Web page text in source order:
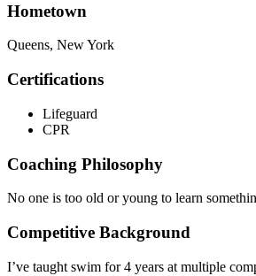
Hometown​​​​‌ ‍ ​‍​‍‌‍ ‌ ​‍‌‍‍‌‌‍‌ ‌‍‍‌‌‍ ‍​‍​‍​ ‍‍​‍​‍‌ ​ ‌‍​‌‌‍ ‍‌‍‍‌‌ ‌​‌ ‍‌​‍ ‍‌‍‍‌‌‍ ​‍​‍​‍ ​​‍​‍‌‍‍​‌ ​‍‌‍‌‌‌‍‌‍​‍​‍​ ‍‍​‍​‍‌‍‍​‌ ‌​‌ ‌​‌ ​​‌ ​ ​ ‍‍​‍ ​‍ ‌‍​ ‌‍‍​‌‍‌‌‌‍ ​‌ ​ ‌‍‌‌‌‍​‌‌ ​​‌‍‍‌‌‍‌‌‌ ​‍‌ ​ ​‍ ‍‌ ​ ‌‍​‌‌‍ ‍‌‍‍‌‌ ‌​‌ ‍‌​‍ ‍‌ ​ ‌ ‌​‌ ‌‌‌‍‌​‌‍‍‌‌‍ ​‍ ‌‍‍‌‌‍ ‍‌ ‌​‌‍‌‌‌‍ ‍‌ ‌​​‍ ‌‍‌‌‌‍‌​‌‍‍‌‌ ‌​​‍ ‌‍ ‌‌‍ ‌‍‌​‌‍‌‌​ ‌‌ ​​‌ ​‍‌‍‌‌‌ ​ ‌‍‌‌‌‍ ‍‌ ‌​‌‍​‌‌ ‌​‌‍‍‌‌‍ ‌‍ ‍​ ‍ ‌‍‍‌‌‍‌​​ ‌‌‍‌‍‌‍​‍​ ​‌‌‍​‌​ ​‍‌‍​‍​ ‍‌‌‍‌‍​‍ ‌‌‍​ ​ ‌‌‌‍​ ​ ‌‌​‍ ‌​ ‌​‌‍‌‍‌‍‌‌‌‍‌​​‍ ‌​ ‍​​ ​ ‌‍‌​​ ‌​​‍ ‌​ ​‌‌‍‌​​ ‍​‌‍‌​‌‍‌‍​ ‍‌‌‍​‌​ ​​​ ​‌‌‍​‍​ ​‌​ ‍‌​ ‍ ‌ ‌​‌ ‍‌‌ ​​‌‍‌‌​ ‌‌‍​ ‌‍ ‌‍​‌‌‍​ ‌‍‍​​ ‍ ‌ ​​‌‍​‌‌ ‌​‌‍‍​​ ‌‌ ​‍‌‍‍‌‌‍​ ‌‍‍​‌‌‌​‌‍‌‌‌ ‍​‌ ‌​​‍‌‌​ ‌‌‌​​‍‌‌ ‌‍‍ ‌‍‌‌‌ ‍‌​‍‌‌​ ​ ‌​‌​​‍‌‌​ ​ ‌​‌​​‍‌‌​ ​‍​ ​‍​ ‍‌‌​​ ‌‍ ‍​ ‍‌‌​‍​‌​ ​‌​‌ ‌​‍‌​‍‌‌​ ​‍​ ​‍​‍‌‌​ ‌‌‌​‌​​‍ ‍‌‍​ ‌‍‍​‌‍‍‌‌‍ ​‌‍‌​‌ ​‍‌‍‌‌‌‍ ‍​‍‌‌​ ‌‌‌​​‍‌‌ ‌‍‍ ‌‍‌‌‌ ‍‌​‍‌‌​ ​ ‌​‌​​‍‌‌​ ​ ‌​‌​​‍‌‌​ ​‍​ ​‍‌‍‌ ‌ ‌‌​ ​​‌‍​ ‌‌​‍‌​‍‍‌‌‌​‌‍‍‌​‍‌‌​ ​‍​ ​‍​‍‌‌​ ‌‌‌​‌​​‍ ‍‌ ‌​‌‍‌‌‌ ‍​‌ ‌​​ ‌‍​‍‌‍​‌‌ ​ ‌‍‌‌‌‌‌‌‌ ​‍‌‍ ​​ ‌‌‍‍​‌ ‌​‌ ‌​‌ ​​‌ ​ ​‍‌‌​ ​ ‌​​‌​‍‌‌​ ​‍‌​‌‍​‍‌‌​ ​‍‌​‌‍‌‍​ ‌‍‍​‌‍‌‌‌‍ ​‌ ​ ‌‍‌‌‌‍​‌‌ ​​‌‍‍‌‌‍‌‌‌ ​‍‌ ​ ​‍ ‍‌ ​ ‌‍​‌‌‍ ‍‌‍‍‌‌ ‌​‌ ‍‌​‍ ‍‌ ​ ‌ ‌​‌ ‌‌‌‍‌​‌‍‍‌‌‍ ​‍‌‍‌‍‍‌‌‍‌​​ ‌‌‍‌‍‌‍​‍​ ​‌‌‍​‌​ ​‍‌‍​‍​ ‍‌‌‍‌‍​‍ ‌‌‍​ ​ ‌‌‌‍​ ​ ‌‌​‍ ‌​ ‌​‌‍‌‍‌‍‌‌‌‍‌​​‍ ‌​ ‍​​ ​ ‌‍‌​​ ‌​​‍ ‌​ ​‌‌‍‌​​ ‍​‌‍‌​‌‍‌‍​ ‍‌‌‍​‌​ ​​​ ​‌‌‍​‍​ ​‌​ ‍‌​‍‌‍‌ ‌​‌ ‍‌‌ ​​‌‍‌‌​ ‌‌‍​ ‌‍ ‌‍​‌‌‍​ ‌‍‍​​‍‌‍‌ ​​‌‍​‌‌ ‌​‌‍‍​​ ‌‌ ​‍‌‍‍‌‌‍​ ‌‍‍​‌‌‌​‌‍‌‌‌ ‍​‌ ‌​​‍‌‌​ ‌‌‌​​‍‌‌ ‌‍‍ ‌‍‌‌‌ ‍‌​‍‌‌​ ​ ‌​‌​​‍‌‌​ ​ ‌​‌​​‍‌‌​ ​‍​ ​‍​ ‍‌‌​​ ‌‍ ‍​ ‍‌‌​‍​‌​ ​‌​‌ ‌​‍‌​‍‌‌​ ​‍​ ​‍​‍‌‌​ ‌‌‌​‌​​‍ ‍‌‍​ ‌‍‍​‌‍‍‌‌‍ ​‌‍‌​‌ ​‍‌‍‌‌‌‍ ‍​‍‌‌​ ‌‌‌​​‍‌‌ ‌‍‍ ‌‍‌‌‌ ‍‌​‍‌‌​ ​ ‌​‌​​‍‌‌​ ​ ‌​‌​​‍‌‌​ ​‍​ ​‍‌‍‌ ‌ ‌‌​ ​​‌‍​ ‌‌​‍‌​‍‍‌‌‌​‌‍‍‌​‍‌‌​ ​‍​ ​‍​‍‌‌​ ‌‌‌​‌​​‍ ‍‌ ‌​‌‍‌‌‌ ‍​‌ ‌​​‍‌‍‌ ​​‌‍‌‌‌ ​‍‌ ​ ‌ ​​‌‍‌‌‌‍​ ‌ ‌​‌‍‍‌‌ ‌‍‌‍‌‌​ ‌‌ ​​‌ ‌‌‌‍​‍‌‍ ​‌‍‍‌‌ ​ ‌‍‍​‌‍‌‌‌‍‌​​‍​‍‌ ‌
Queens, New York​​​​‌ ‍ ​‍​‍‌‍ ‌ ​‍‌‍‍‌‌‍‌ ‌‍‍‌‌‍ ‍​‍​‍​ ‍‍​‍​‍‌ ​ ‌‍​‌‌‍ ‍‌‍‍‌‌ ‌​‌ ‍‌​‍ ‍‌‍‍‌‌‍ ​‍​‍​‍ ​​‍​‍‌‍‍​‌ ​‍‌‍‌‌‌‍‌‍​‍​‍​ ‍‍​‍​‍‌‍‍​‌ ‌​‌ ‌​‌ ​​‌ ​ ​ ‍‍​‍ ​‍ ‌‍​ ‌‍‍​‌‍‌‌‌‍ ​‌ ​ ‌‍‌‌‌‍​‌‌ ​​‌‍‍‌‌‍‌‌‌ ​‍‌ ​ ​‍ ‍‌ ​ ‌‍​‌‌‍ ‍‌‍‍‌‌ ‌​‌ ‍‌​‍ ‍‌ ​ ‌ ‌​‌ ‌‌‌‍‌​‌‍‍‌‌‍ ​‍ ‌‍‍‌‌‍ ‍‌ ‌​‌‍‌‌‌‍ ‍‌ ‌​​‍ ‌‍‌‌‌‍‌​‌‍‍‌‌ ‌​​‍ ‌‍ ‌‌‍ ‌‍‌​‌‍‌‌​ ‌‌ ​​‌ ​‍‌‍‌‌‌ ​ ‌‍‌‌‌‍ ‍‌ ‌​‌‍​‌‌ ‌​‌‍‍‌‌‍ ‌‍ ‍​ ‍ ‌‍‍‌‌‍‌​​ ‌‌‍‌‍‌‍​‍​ ​‌‌‍​‌​ ​‍‌‍​‍​ ‍‌‌‍‌‍​‍ ‌‌‍​ ​ ‌‌‌‍​ ​ ‌‌​‍ ‌​ ‌​‌‍‌‍‌‍‌‌‌‍‌​​‍ ‌​ ‍​​ ​ ‌‍‌​​ ‌​​‍ ‌​ ​‌‌‍‌​​ ‍​‌‍‌​‌‍‌‍​ ‍‌‌‍​‌​ ​​​ ​‌‌‍​‍​ ​‌​ ‍‌​ ‍ ‌ ‌​‌ ‍‌‌ ​​‌‍‌‌​ ‌‌‍​ ‌‍ ‌‍​‌‌‍​ ‌‍‍​​ ‍ ‌ ​​‌‍​‌‌ ‌​‌‍‍​​ ‌‌ ​‍‌‍‍‌‌‍​ ‌‍‍​‌‌‌​‌‍‌‌‌ ‍​‌ ‌​​‍‌‌​ ‌‌‌​​‍‌‌ ‌‍‍ ‌‍‌‌‌ ‍‌​‍‌‌​ ​ ‌​‌​​‍‌‌​ ​ ‌​‌​​‍‌‌​ ​‍​ ​‍‌ ‌‍​ ‌​‌​ ‌‍‍​‌ ​ ‌‌‍​‌‌‍​‌‍‍ ​‍‌‌​ ​‍​ ​‍​‍‌‌​ ‌‌‌​‌​​‍ ‍‌‍​ ‌‍‍​‌‍‍‌‌‍ ​‌‍‌​‌ ​‍‌‍‌‌‌‍ ‍​‍‌‌​ ‌‌‌​​‍‌‌ ‌‍‍ ‌‍‌‌‌ ‍‌​‍‌‌​ ​ ‌​‌​​‍‌‌​ ​ ‌​‌​​‍‌‌​ ​‍​ ​‍​ ​‍‌‍‌‌‌‌‌‍​ ‌​‌‌‌ ‌​ ‌‌​​‌‍‌‍​‍‌‌​ ​‍​ ​‍​‍‌‌​ ‌‌‌​‌​​‍ ‍‌ ‌​‌‍‌‌‌ ‍​‌ ‌​​ ‌‍​‍‌‍​‌‌ ​ ‌‍‌‌‌‌‌‌‌ ​‍‌‍ ​​ ‌‌‍‍​‌ ‌​‌ ‌​‌ ​​‌ ​ ​‍‌‌​ ​ ‌​​‌​‍‌‌​ ​‍‌​‌‍​‍‌‌​ ​‍‌​‌‍‌‍​ ‌‍‍​‌‍‌‌‌‍ ​‌ ​ ‌‍‌‌‌‍​‌‌ ​​‌‍‍‌‌‍‌‌‌ ​‍‌ ​ ​‍ ‍‌ ​ ‌‍​‌‌‍ ‍‌‍‍‌‌ ‌​‌ ‍‌​‍ ‍‌ ​ ‌ ‌​‌ ‌‌‌‍‌​‌‍‍‌‌‍ ​‍‌‍‌‍‍‌‌‍‌​​ ‌‌‍‌‍‌‍​‍​ ​‌‌‍​‌​ ​‍‌‍​‍​ ‍‌‌‍‌‍​‍ ‌‌‍​ ​ ‌‌‌‍​ ​ ‌‌​‍ ‌​ ‌​‌‍‌‍‌‍‌‌‌‍‌​​‍ ‌​ ‍​​ ​ ‌‍‌​​ ‌​​‍ ‌​ ​‌‌‍‌​​ ‍​‌‍‌​‌‍‌‍​ ‍‌‌‍​‌​ ​​​ ​‌‌‍​‍​ ​‌​ ‍‌​‍‌‍‌ ‌​‌ ‍‌‌ ​​‌‍‌‌​ ‌‌‍​ ‌‍ ‌‍​‌‌‍​ ‌‍‍​​‍‌‍‌ ​​‌‍​‌‌ ‌​‌‍‍​​ ‌‌ ​‍‌‍‍‌‌‍​ ‌‍‍​‌‌‌​‌‍‌‌‌ ‍​‌ ‌​​‍‌‌​ ‌‌‌​​‍‌‌ ‌‍‍ ‌‍‌‌‌ ‍‌​‍‌‌​ ​ ‌​‌​​‍‌‌​ ​ ‌​‌​​‍‌‌​ ​‍​ ​‍‌ ‌‍​ ‌​‌​ ‌‍‍​‌ ​ ‌‌‍​‌‌‍​‌‍‍ ​‍‌‌​ ​‍​ ​‍​‍‌‌​ ‌‌‌​‌​​‍ ‍‌‍​ ‌‍‍​‌‍‍‌‌‍ ​‌‍‌​‌ ​‍‌‍‌‌‌‍ ‍​‍‌‌​ ‌‌‌​​‍‌‌ ‌‍‍ ‌‍‌‌‌ ‍‌​‍‌‌​ ​ ‌​‌​​‍‌‌​ ​ ‌​‌​​‍‌‌​ ​‍​ ​‍​ ​‍‌‍‌‌‌‌‌‍​ ‌​‌‌‌ ‌​ ‌‌​​‌‍‌‍​‍‌‌​ ​‍​ ​‍​‍‌‌​ ‌‌‌​‌​​‍ ‍‌ ‌​‌‍‌‌‌ ‍​‌ ‌​​‍‌‍‌ ​​‌‍‌‌‌ ​‍‌ ​ ‌ ​​‌‍‌‌‌‍​ ‌ ‌​‌‍‍‌‌ ‌‍‌‍‌‌​ ‌‌ ​​‌ ‌‌‌‍​‍‌‍ ​‌‍‍‌‌ ​ ‌‍‍​‌‍‌‌‌‍‌​​‍​‍‌ ‌
Certifications​​​​‌ ‍ ​‍​‍‌‍ ‌ ​‍‌‍‍‌‌‍‌ ‌‍‍‌‌‍ ‍​‍​‍​ ‍‍​‍​‍‌ ​ ‌‍​‌‌‍ ‍‌‍‍‌‌ ‌​‌ ‍‌​‍ ‍‌‍‍‌‌‍ ​‍​‍​‍ ​​‍​‍‌‍‍​‌ ​‍‌‍‌‌‌‍‌‍​‍​‍​ ‍‍​‍​‍‌‍‍​‌ ‌​‌ ‌​‌ ​​‌ ​ ​ ‍‍​‍ ​‍ ‌‍​ ‌‍‍​‌‍‌‌‌‍ ​‌ ​ ‌‍‌‌‌‍​‌‌ ​​‌‍‍‌‌‍‌‌‌ ​‍‌ ​ ​‍ ‍‌ ​ ‌‍​‌‌‍ ‍‌‍‍‌‌ ‌​‌ ‍‌​‍ ‍‌ ​ ‌ ‌​‌ ‌‌‌‍‌​‌‍‍‌‌‍ ​‍ ‌‍‍‌‌‍ ‍‌ ‌​‌‍‌‌‌‍ ‍‌ ‌​​‍ ‌‍‌‌‌‍‌​‌‍‍‌‌ ‌​​‍ ‌‍ ‌‌‍ ‌‍‌​‌‍‌‌​ ‌‌ ​​‌ ​‍‌‍‌‌‌ ​ ‌‍‌‌‌‍ ‍‌ ‌​‌‍​‌‌ ‌​‌‍‍‌‌‍ ‌‍ ‍​ ‍ ‌‍‍‌‌‍‌​​ ‌‌‍‌‍‌‍​‍​ ​‌‌‍​‌​ ​‍‌‍​‍​ ‍‌‌‍‌‍​‍ ‌‌‍​ ​ ‌‌‌‍​ ​ ‌‌​‍ ‌​ ‌​‌‍‌‍‌‍‌‌‌‍‌​​‍ ‌​ ‍​​ ​ ‌‍‌​​ ‌​​‍ ‌​ ​‌‌‍‌​​ ‍​‌‍‌​‌‍‌‍​ ‍‌‌‍​‌​ ​​​ ​‌‌‍​‍​ ​‌​ ‍‌​ ‍ ‌ ‌​‌ ‍‌‌ ​​‌‍‌‌​ ‌‌‍​ ‌‍ ‌‍​‌‌‍​ ‌‍‍​​ ‍ ‌ ​​‌‍​‌‌ ‌​‌‍‍​​ ‌‌ ​‍‌‍‍‌‌‍​ ‌‍‍​‌‌‌​‌‍‌‌‌ ‍​‌ ‌​​‍‌‌​ ‌‌‌​​‍‌‌ ‌‍‍ ‌‍‌‌‌ ‍‌​‍‌‌​ ​ ‌​‌​​‍‌‌​ ​ ‌​‌​​‍‌‌​ ​‍​ ​‍‌ ‌‍‌‌​‍​ ‍‌‌‍‌‍‌ ​‍‌​‍ ‌​ ‌‍ ‍​‍‌‌​ ​‍​ ​‍​‍‌‌​ ‌‌‌​‌​​‍ ‍‌‍​ ‌‍‍​‌‍‍‌‌‍ ​‌‍‌​‌ ​‍‌‍‌‌‌‍ ‍​‍‌‌​ ‌‌‌​​‍‌‌ ‌‍‍ ‌‍‌‌‌ ‍‌​‍‌‌​ ​ ‌​‌​​‍‌‌​ ​ ‌​‌​​‍‌‌​ ​‍​ ​‍‌ ‍‍‌​ ‌‍‍​​ ‌‍​ ​ ‌​‌‌​ ​‍‌‍‌‍​‍‌‌​ ​‍​ ​‍​‍‌‌​ ‌‌‌​‌​​‍ ‍‌ ‌​‌‍‌‌‌ ‍​‌ ‌​​ ‌‍​‍‌‍​‌‌ ​ ‌‍‌‌‌‌‌‌‌ ​‍‌‍ ​​ ‌‌‍‍​‌ ‌​‌ ‌​‌ ​​‌ ​ ​‍‌‌​ ​ ‌​​‌​‍‌‌​ ​‍‌​‌‍​‍‌‌​ ​‍‌​‌‍‌‍​ ‌‍‍​‌‍‌‌‌‍ ​‌ ​ ‌‍‌‌‌‍​‌‌ ​​‌‍‍‌‌‍‌‌‌ ​‍‌ ​ ​‍ ‍‌ ​ ‌‍​‌‌‍ ‍‌‍‍‌‌ ‌​‌ ‍‌​‍ ‍‌ ​ ‌ ‌​‌ ‌‌‌‍‌​‌‍‍‌‌‍ ​‍‌‍‌‍‍‌‌‍‌​​ ‌‌‍‌‍‌‍​‍​ ​‌‌‍​‌​ ​‍‌‍​‍​ ‍‌‌‍‌‍​‍ ‌‌‍​ ​ ‌‌‌‍​ ​ ‌‌​‍ ‌​ ‌​‌‍‌‍‌‍‌‌‌‍‌​​‍ ‌​ ‍​​ ​ ‌‍‌​​ ‌​​‍ ‌​ ​‌‌‍‌​​ ‍​‌‍‌​‌‍‌‍​ ‍‌‌‍​‌​ ​​​ ​‌‌‍​‍​ ​‌​ ‍‌​‍‌‍‌ ‌​‌ ‍‌‌ ​​‌‍‌‌​ ‌‌‍​ ‌‍ ‌‍​‌‌‍​ ‌‍‍​​‍‌‍‌ ​​‌‍​‌‌ ‌​‌‍‍​​ ‌‌ ​‍‌‍‍‌‌‍​ ‌‍‍​‌‌‌​‌‍‌‌‌ ‍​‌ ‌​​‍‌‌​ ‌‌‌​​‍‌‌ ‌‍‍ ‌‍‌‌‌ ‍‌​‍‌‌​ ​ ‌​‌​​‍‌‌​ ​ ‌​‌​​‍‌‌​ ​‍​ ​‍‌ ‌‍‌‌​‍​ ‍‌‌‍‌‍‌ ​‍‌​‍ ‌​ ‌‍ ‍​‍‌‌​ ​‍​ ​‍​‍‌‌​ ‌‌‌​‌​​‍ ‍‌‍​ ‌‍‍​‌‍‍‌‌‍ ​‌‍‌​‌ ​‍‌‍‌‌‌‍ ‍​‍‌‌​ ‌‌‌​​‍‌‌ ‌‍‍ ‌‍‌‌‌ ‍‌​‍‌‌​ ​ ‌​‌​​‍‌‌​ ​ ‌​‌​​‍‌‌​ ​‍​ ​‍‌ ‍‍‌​ ‌‍‍​​ ‌‍​ ​ ‌​‌‌​ ​‍‌‍‌‍​‍‌‌​ ​‍​ ​‍​‍‌‌​ ‌‌‌​‌​​‍ ‍‌ ‌​‌‍‌‌‌ ‍​‌ ‌​​‍‌‍‌ ​​‌‍‌‌‌ ​‍‌ ​ ‌ ​​‌‍‌‌‌‍​ ‌ ‌​‌‍‍‌‌ ‌‍‌‍‌‌​ ‌‌ ​​‌ ‌‌‌‍​‍‌‍ ​‌‍‍‌‌ ​ ‌‍‍​‌‍‌‌‌‍‌​​‍​‍‌ ‌
Lifeguard​​​​‌ ‍ ​‍​‍‌‍ ‌ ​‍‌‍‍‌‌‍‌ ‌‍‍‌‌‍ ‍​‍​‍​ ‍‍​‍​‍‌ ​ ‌‍​‌‌‍ ‍‌‍‍‌‌ ‌​‌ ‍‌​‍ ‍‌‍‍‌‌‍ ​‍​‍​‍ ​​‍​‍‌‍‍​‌ ​‍‌‍‌‌‌‍‌‍​‍​‍​ ‍‍​‍​‍‌‍‍​‌ ‌​‌ ‌​‌ ​​‌ ​ ​ ‍‍​‍ ​‍ ‌‍​ ‌‍‍​‌‍‌‌‌‍ ​‌ ​ ‌‍‌‌‌‍​‌‌ ​​‌‍‍‌‌‍‌‌‌ ​‍‌ ​ ​‍ ‍‌ ​ ‌‍​‌‌‍ ‍‌‍‍‌‌ ‌​‌ ‍‌​‍ ‍‌ ​ ‌ ‌​‌ ‌‌‌‍‌​‌‍‍‌‌‍ ​‍ ‌‍‍‌‌‍ ‍‌ ‌​‌‍‌‌‌‍ ‍‌ ‌​​‍ ‌‍‌‌‌‍‌​‌‍‍‌‌ ‌​​‍ ‌‍ ‌‌‍ ‌‍‌​‌‍‌‌​ ‌‌ ​​‌ ​‍‌‍‌‌‌ ​ ‌‍‌‌‌‍ ‍‌ ‌​‌‍​‌‌ ‌​‌‍‍‌‌‍ ‌‍ ‍​ ‍ ‌‍‍‌‌‍‌​​ ‌‌‍‌‍‌‍​‍​ ​‌‌‍​‌​ ​‍‌‍​‍​ ‍‌‌‍‌‍​‍ ‌‌‍​ ​ ‌‌‌‍​ ​ ‌‌​‍ ‌​ ‌​‌‍‌‍‌‍‌‌‌‍‌​​‍ ‌​ ‍​​ ​ ‌‍‌​​ ‌​​‍ ‌​ ​‌‌‍‌​​ ‍​‌‍‌​‌‍‌‍​ ‍‌‌‍​‌​ ​​​ ​‌‌‍​‍​ ​‌​ ‍‌​ ‍ ‌ ‌​‌ ‍‌‌ ​​‌‍‌‌​ ‌‌‍​ ‌‍ ‌‍​‌‌‍​ ‌‍‍​​ ‍ ‌ ​​‌‍​‌‌ ‌​‌‍‍​​ ‌‌ ​‍‌‍‍‌‌‍​ ‌‍‍​‌‌‌​‌‍‌‌‌ ‍​‌ ‌​​‍‌‌​ ‌‌‌​​‍‌‌ ‌‍‍ ‌‍‌‌‌ ‍‌​‍‌‌​ ​ ‌​‌​​‍‌‌​ ​ ‌​‌​​‍‌‌​ ​‍​ ​‍‌​‍‌‌‌‍‌‌‌​‌‌​‌‌‌ ‌ ‌ ‌‍‌​‌‌‌‍ ​‍‌‌​ ​‍​ ​‍​‍‌‌​ ‌‌‌​‌​​‍ ‍‌‍​ ‌‍‍​‌‍‍‌‌‍ ​‌‍‌​‌ ​‍‌‍‌‌‌‍ ‍​‍‌‌​ ‌‌‌​​‍‌‌ ‌‍‍ ‌‍‌‌‌ ‍‌​‍‌‌​ ​ ‌​‌​​‍‌‌​ ​ ‌​‌​​‍‌‌​ ​‍​ ​‍‌‌‍‍‌‍​ ‌ ‍‌‌‌​‍‌ ‍​‌‌​ ‌ ​‍‌​‍ ​‍‌‌​ ​‍​ ​‍​‍‌‌​ ‌‌‌​‌​​‍ ‍‌ ‌​‌‍‌‌‌ ‍​‌ ‌​​ ‌‍​‍‌‍​‌‌ ​ ‌‍‌‌‌‌‌‌‌ ​‍‌‍ ​​ ‌‌‍‍​‌ ‌​‌ ‌​‌ ​​‌ ​ ​‍‌‌​ ​ ‌​​‌​‍‌‌​ ​‍‌​‌‍​‍‌‌​ ​‍‌​‌‍‌‍​ ‌‍‍​‌‍‌‌‌‍ ​‌ ​ ‌‍‌‌‌‍​‌‌ ​​‌‍‍‌‌‍‌‌‌ ​‍‌ ​ ​‍ ‍‌ ​ ‌‍​‌‌‍ ‍‌‍‍‌‌ ‌​‌ ‍‌​‍ ‍‌ ​ ‌ ‌​‌ ‌‌‌‍‌​‌‍‍‌‌‍ ​‍‌‍‌‍‍‌‌‍‌​​ ‌‌‍‌‍‌‍​‍​ ​‌‌‍​‌​ ​‍‌‍​‍​ ‍‌‌‍‌‍​‍ ‌‌‍​ ​ ‌‌‌‍​ ​ ‌‌​‍ ‌​ ‌​‌‍‌‍‌‍‌‌‌‍‌​​‍ ‌​ ‍​​ ​ ‌‍‌​​ ‌​​‍ ‌​ ​‌‌‍‌​​ ‍​‌‍‌​‌‍‌‍​ ‍‌‌‍​‌​ ​​​ ​‌‌‍​‍​ ​‌​ ‍‌​‍‌‍‌ ‌​‌ ‍‌‌ ​​‌‍‌‌​ ‌‌‍​ ‌‍ ‌‍​‌‌‍​ ‌‍‍​​‍‌‍‌ ​​‌‍​‌‌ ‌​‌‍‍​​ ‌‌ ​‍‌‍‍‌‌‍​ ‌‍‍​‌‌‌​‌‍‌‌‌ ‍​‌ ‌​​‍‌‌​ ‌‌‌​​‍‌‌ ‌‍‍ ‌‍‌‌‌ ‍‌​‍‌‌​ ​ ‌​‌​​‍‌‌​ ​ ‌​‌​​‍‌‌​ ​‍​ ​‍‌​‍‌‌‌‍‌‌‌​‌‌​‌‌‌ ‌ ‌ ‌‍‌​‌‌‌‍ ​‍‌‌​ ​‍​ ​‍​‍‌‌​ ‌‌‌​‌​​‍ ‍‌‍​ ‌‍‍​‌‍‍‌‌‍ ​‌‍‌​‌ ​‍‌‍‌‌‌‍ ‍​‍‌‌​ ‌‌‌​​‍‌‌ ‌‍‍ ‌‍‌‌‌ ‍‌​‍‌‌​ ​ ‌​‌​​‍‌‌​ ​ ‌​‌​​‍‌‌​ ​‍​ ​‍‌‌‍‍‌‍​ ‌ ‍‌‌‌​‍‌ ‍​‌‌​ ‌ ​‍‌​‍ ​‍‌‌​ ​‍​ ​‍​‍‌‌​ ‌‌‌​‌​​‍ ‍‌ ‌​‌‍‌‌‌ ‍​‌ ‌​​‍‌‍‌ ​​‌‍‌‌‌ ​‍‌ ​ ‌ ​​‌‍‌‌‌‍​ ‌ ‌​‌‍‍‌‌ ‌‍‌‍‌‌​ ‌‌ ​​‌ ‌‌‌‍​‍‌‍ ​‌‍‍‌‌ ​ ‌‍‍​‌‍‌‌‌‍‌​​‍​‍‌ ‌
CPR​​​​‌ ‍ ​‍​‍‌‍ ‌ ​‍‌‍‍‌‌‍‌ ‌‍‍‌‌‍ ‍​‍​‍​ ‍‍​‍​‍‌ ​ ‌‍​‌‌‍ ‍‌‍‍‌‌ ‌​‌ ‍‌​‍ ‍‌‍‍‌‌‍ ​‍​‍​‍ ​​‍​‍‌‍‍​‌ ​‍‌‍‌‌‌‍‌‍​‍​‍​ ‍‍​‍​‍‌‍‍​‌ ‌​‌ ‌​‌ ​​‌ ​ ​ ‍‍​‍ ​‍ ‌‍​ ‌‍‍​‌‍‌‌‌‍ ​‌ ​ ‌‍‌‌‌‍​‌‌ ​​‌‍‍‌‌‍‌‌‌ ​‍‌ ​ ​‍ ‍‌ ​ ‌‍​‌‌‍ ‍‌‍‍‌‌ ‌​‌ ‍‌​‍ ‍‌ ​ ‌ ‌​‌ ‌‌‌‍‌​‌‍‍‌‌‍ ​‍ ‌‍‍‌‌‍ ‍‌ ‌​‌‍‌‌‌‍ ‍‌ ‌​​‍ ‌‍‌‌‌‍‌​‌‍‍‌‌ ‌​​‍ ‌‍ ‌‌‍ ‌‍‌​‌‍‌‌​ ‌‌ ​​‌ ​‍‌‍‌‌‌ ​ ‌‍‌‌‌‍ ‍‌ ‌​‌‍​‌‌ ‌​‌‍‍‌‌‍ ‌‍ ‍​ ‍ ‌‍‍‌‌‍‌​​ ‌‌‍‌‍‌‍​‍​ ​‌‌‍​‌​ ​‍‌‍​‍​ ‍‌‌‍‌‍​‍ ‌‌‍​ ​ ‌‌‌‍​ ​ ‌‌​‍ ‌​ ‌​‌‍‌‍‌‍‌‌‌‍‌​​‍ ‌​ ‍​​ ​ ‌‍‌​​ ‌​​‍ ‌​ ​‌‌‍‌​​ ‍​‌‍‌​‌‍‌‍​ ‍‌‌‍​‌​ ​​​ ​‌‌‍​‍​ ​‌​ ‍‌​ ‍ ‌ ‌​‌ ‍‌‌ ​​‌‍‌‌​ ‌‌‍​ ‌‍ ‌‍​‌‌‍​ ‌‍‍​​ ‍ ‌ ​​‌‍​‌‌ ‌​‌‍‍​​ ‌‌ ​‍‌‍‍‌‌‍​ ‌‍‍​‌‌‌​‌‍‌‌‌ ‍​‌ ‌​​‍‌‌​ ‌‌‌​​‍‌‌ ‌‍‍ ‌‍‌‌‌ ‍‌​‍‌‌​ ​ ‌​‌​​‍‌‌​ ​ ‌​‌​​‍‌‌​ ​‍​ ​‍‌‌‌‌‌‌​‍‌​‌​‌ ​​‌ ‌‍‌‍​‍‌​​‌​ ‌‌​‍‌‌​ ​‍​ ​‍​‍‌‌​ ‌‌‌​‌​​‍ ‍‌‍​ ‌‍‍​‌‍‍‌‌‍ ​‌‍‌​‌ ​‍‌‍‌‌‌‍ ‍​‍‌‌​ ‌‌‌​​‍‌‌ ‌‍‍ ‌‍‌‌‌ ‍‌​‍‌‌​ ​ ‌​‌​​‍‌‌​ ​ ‌​‌​​‍‌‌​ ​‍​ ​‍‌‍​‍‌‌​​‌‍ ‌​ ‌‌‍ ‌‌​ ​‌​​ ‌ ​ ​‍‌‌​ ​‍​ ​‍​‍‌‌​ ‌‌‌​‌​​‍ ‍‌ ‌​‌‍‌‌‌ ‍​‌ ‌​​ ‌‍​‍‌‍​‌‌ ​ ‌‍‌‌‌‌‌‌‌ ​‍‌‍ ​​ ‌‌‍‍​‌ ‌​‌ ‌​‌ ​​‌ ​ ​‍‌‌​ ​ ‌​​‌​‍‌‌​ ​‍‌​‌‍​‍‌‌​ ​‍‌​‌‍‌‍​ ‌‍‍​‌‍‌‌‌‍ ​‌ ​ ‌‍‌‌‌‍​‌‌ ​​‌‍‍‌‌‍‌‌‌ ​‍‌ ​ ​‍ ‍‌ ​ ‌‍​‌‌‍ ‍‌‍‍‌‌ ‌​‌ ‍‌​‍ ‍‌ ​ ‌ ‌​‌ ‌‌‌‍‌​‌‍‍‌‌‍ ​‍‌‍‌‍‍‌‌‍‌​​ ‌‌‍‌‍‌‍​‍​ ​‌‌‍​‌​ ​‍‌‍​‍​ ‍‌‌‍‌‍​‍ ‌‌‍​ ​ ‌‌‌‍​ ​ ‌‌​‍ ‌​ ‌​‌‍‌‍‌‍‌‌‌‍‌​​‍ ‌​ ‍​​ ​ ‌‍‌​​ ‌​​‍ ‌​ ​‌‌‍‌​​ ‍​‌‍‌​‌‍‌‍​ ‍‌‌‍​‌​ ​​​ ​‌‌‍​‍​ ​‌​ ‍‌​‍‌‍‌ ‌​‌ ‍‌‌ ​​‌‍‌‌​ ‌‌‍​ ‌‍ ‌‍​‌‌‍​ ‌‍‍​​‍‌‍‌ ​​‌‍​‌‌ ‌​‌‍‍​​ ‌‌ ​‍‌‍‍‌‌‍​ ‌‍‍​‌‌‌​‌‍‌‌‌ ‍​‌ ‌​​‍‌‌​ ‌‌‌​​‍‌‌ ‌‍‍ ‌‍‌‌‌ ‍‌​‍‌‌​ ​ ‌​‌​​‍‌‌​ ​ ‌​‌​​‍‌‌​ ​‍​ ​‍‌‌‌‌‌‌​‍‌​‌​‌ ​​‌ ‌‍‌‍​‍‌​​‌​ ‌‌​‍‌‌​ ​‍​ ​‍​‍‌‌​ ‌‌‌​‌​​‍ ‍‌‍​ ‌‍‍​‌‍‍‌‌‍ ​‌‍‌​‌ ​‍‌‍‌‌‌‍ ‍​‍‌‌​ ‌‌‌​​‍‌‌ ‌‍‍ ‌‍‌‌‌ ‍‌​‍‌‌​ ​ ‌​‌​​‍‌‌​ ​ ‌​‌​​‍‌‌​ ​‍​ ​‍‌‍​‍‌‌​​‌‍ ‌​ ‌‌‍ ‌‌​ ​‌​​ ‌ ​ ​‍‌‌​ ​‍​ ​‍​‍‌‌​ ‌‌‌​‌​​‍ ‍‌ ‌​‌‍‌‌‌ ‍​‌ ‌​​‍‌‍‌ ​​‌‍‌‌‌ ​‍‌ ​ ‌ ​​‌‍‌‌‌‍​ ‌ ‌​‌‍‍‌‌ ‌‍‌‍‌‌​ ‌‌ ​​‌ ‌‌‌‍​‍‌‍ ​‌‍‍‌‌ ​ ‌‍‍​‌‍‌‌‌‍‌​​‍​‍‌ ‌
Coaching Philosophy​​​​‌ ‍ ​‍​‍‌‍ ‌ ​‍‌‍‍‌‌‍‌ ‌‍‍‌‌‍ ‍​‍​‍​ ‍‍​‍​‍‌ ​ ‌‍​‌‌‍ ‍‌‍‍‌‌ ‌​‌ ‍‌​‍ ‍‌‍‍‌‌‍ ​‍​‍​‍ ​​‍​‍‌‍‍​‌ ​‍‌‍‌‌‌‍‌‍​‍​‍​ ‍‍​‍​‍‌‍‍​‌ ‌​‌ ‌​‌ ​​‌ ​ ​ ‍‍​‍ ​‍ ‌‍​ ‌‍‍​‌‍‌‌‌‍ ​‌ ​ ‌‍‌‌‌‍​‌‌ ​​‌‍‍‌‌‍‌‌‌ ​‍‌ ​ ​‍ ‍‌ ​ ‌‍​‌‌‍ ‍‌‍‍‌‌ ‌​‌ ‍‌​‍ ‍‌ ​ ‌ ‌​‌ ‌‌‌‍‌​‌‍‍‌‌‍ ​‍ ‌‍‍‌‌‍ ‍‌ ‌​‌‍‌‌‌‍ ‍‌ ‌​​‍ ‌‍‌‌‌‍‌​‌‍‍‌‌ ‌​​‍ ‌‍ ‌‌‍ ‌‍‌​‌‍‌‌​ ‌‌ ​​‌ ​‍‌‍‌‌‌ ​ ‌‍‌‌‌‍ ‍‌ ‌​‌‍​‌‌ ‌​‌‍‍‌‌‍ ‌‍ ‍​ ‍ ‌‍‍‌‌‍‌​​ ‌‌‍‌‍‌‍​‍​ ​‌‌‍​‌​ ​‍‌‍​‍​ ‍‌‌‍‌‍​‍ ‌‌‍​ ​ ‌‌‌‍​ ​ ‌‌​‍ ‌​ ‌​‌‍‌‍‌‍‌‌‌‍‌​​‍ ‌​ ‍​​ ​ ‌‍‌​​ ‌​​‍ ‌​ ​‌‌‍‌​​ ‍​‌‍‌​‌‍‌‍​ ‍‌‌‍​‌​ ​​​ ​‌‌‍​‍​ ​‌​ ‍‌​ ‍ ‌ ‌​‌ ‍‌‌ ​​‌‍‌‌​ ‌‌‍​ ‌‍ ‌‍​‌‌‍​ ‌‍‍​​ ‍ ‌ ​​‌‍​‌‌ ‌​‌‍‍​​ ‌‌ ​‍‌‍‍‌‌‍​ ‌‍‍​‌‌‌​‌‍‌‌‌ ‍​‌ ‌​​‍‌‌​ ‌‌‌​​‍‌‌ ‌‍‍ ‌‍‌‌‌ ‍‌​‍‌‌​ ​ ‌​‌​​‍‌‌​ ​ ‌​‌​​‍‌‌​ ​‍​ ​‍‌ ​ ​ ​ ‌‌‍‍​ ‌ ​ ‌‍‌ ​‌‌​​‍‌‌‍‍​‍‌‌​ ​‍​ ​‍​‍‌‌​ ‌‌‌​‌​​‍ ‍‌‍​ ‌‍‍​‌‍‍‌‌‍ ​‌‍‌​‌ ​‍‌‍‌‌‌‍ ‍​‍‌‌​ ‌‌‌​​‍‌‌ ‌‍‍ ‌‍‌‌‌ ‍‌​‍‌‌​ ​ ‌​‌​​‍‌‌​ ​ ‌​‌​​‍‌‌​ ​‍​ ​‍‌​‌‍​ ‍‌‌ ​‌‌​ ‌‌‌‌‌‌​‌​‌‍‌‍‌ ‍‍​‍‌‌​ ​‍​ ​‍​‍‌‌​ ‌‌‌​‌​​‍ ‍‌ ‌​‌‍‌‌‌ ‍​‌ ‌​​ ‌‍​‍‌‍​‌‌ ​ ‌‍‌‌‌‌‌‌‌ ​‍‌‍ ​​ ‌‌‍‍​‌ ‌​‌ ‌​‌ ​​‌ ​ ​‍‌‌​ ​ ‌​​‌​‍‌‌​ ​‍‌​‌‍​‍‌‌​ ​‍‌​‌‍‌‍​ ‌‍‍​‌‍‌‌‌‍ ​‌ ​ ‌‍‌‌‌‍​‌‌ ​​‌‍‍‌‌‍‌‌‌ ​‍‌ ​ ​‍ ‍‌ ​ ‌‍​‌‌‍ ‍‌‍‍‌‌ ‌​‌ ‍‌​‍ ‍‌ ​ ‌ ‌​‌ ‌‌‌‍‌​‌‍‍‌‌‍ ​‍‌‍‌‍‍‌‌‍‌​​ ‌‌‍‌‍‌‍​‍​ ​‌‌‍​‌​ ​‍‌‍​‍​ ‍‌‌‍‌‍​‍ ‌‌‍​ ​ ‌‌‌‍​ ​ ‌‌​‍ ‌​ ‌​‌‍‌‍‌‍‌‌‌‍‌​​‍ ‌​ ‍​​ ​ ‌‍‌​​ ‌​​‍ ‌​ ​‌‌‍‌​​ ‍​‌‍‌​‌‍‌‍​ ‍‌‌‍​‌​ ​​​ ​‌‌‍​‍​ ​‌​ ‍‌​‍‌‍‌ ‌​‌ ‍‌‌ ​​‌‍‌‌​ ‌‌‍​ ‌‍ ‌‍​‌‌‍​ ‌‍‍​​‍‌‍‌ ​​‌‍​‌‌ ‌​‌‍‍​​ ‌‌ ​‍‌‍‍‌‌‍​ ‌‍‍​‌‌‌​‌‍‌‌‌ ‍​‌ ‌​​‍‌‌​ ‌‌‌​​‍‌‌ ‌‍‍ ‌‍‌‌‌ ‍‌​‍‌‌​ ​ ‌​‌​​‍‌‌​ ​ ‌​‌​​‍‌‌​ ​‍​ ​‍‌ ​ ​ ​ ‌‌‍‍​ ‌ ​ ‌‍‌ ​‌‌​​‍‌‌‍‍​‍‌‌​ ​‍​ ​‍​‍‌‌​ ‌‌‌​‌​​‍ ‍‌‍​ ‌‍‍​‌‍‍‌‌‍ ​‌‍‌​‌ ​‍‌‍‌‌‌‍ ‍​‍‌‌​ ‌‌‌​​‍‌‌ ‌‍‍ ‌‍‌‌‌ ‍‌​‍‌‌​ ​ ‌​‌​​‍‌‌​ ​ ‌​‌​​‍‌‌​ ​‍​ ​‍‌​‌‍​ ‍‌‌ ​‌‌​ ‌‌‌‌‌‌​‌​‌‍‌‍‌ ‍‍​‍‌‌​ ​‍​ ​‍​‍‌‌​ ‌‌‌​‌​​‍ ‍‌ ‌​‌‍‌‌‌ ‍​‌ ‌​​‍‌‍‌ ​​‌‍‌‌‌ ​‍‌ ​ ‌ ​​‌‍‌‌‌‍​ ‌ ‌​‌‍‍‌‌ ‌‍‌‍‌‌​ ‌‌ ​​‌ ‌‌‌‍​‍‌‍ ​‌‍‍‌‌ ​ ‌‍‍​‌‍‌‌‌‍‌​​‍​‍‌ ‌
No one is too old or young to learn something new. Trying new things is the only way to figure out what you
Competitive Background​​​​‌ ‍ ​‍​‍‌‍ ‌ ​‍‌‍‍‌‌‍‌ ‌‍‍‌‌‍ ‍​‍​‍​ ‍‍​‍​‍‌ ​ ‌‍​‌‌‍ ‍‌‍‍‌‌ ‌​‌ ‍‌​‍ ‍‌‍‍‌‌‍ ​‍​‍​‍ ​​‍​‍‌‍‍​‌ ​‍‌‍‌‌‌‍‌‍​‍​‍​ ‍‍​‍​‍‌‍‍​‌ ‌​‌ ‌​‌ ​​‌ ​ ​ ‍‍​‍ ​‍ ‌‍​ ‌‍‍​‌‍‌‌‌‍ ​‌ ​ ‌‍‌‌‌‍​‌‌ ​​‌‍‍‌‌‍‌‌‌ ​‍‌ ​ ​‍ ‍‌ ​ ‌‍​‌‌‍ ‍‌‍‍‌‌ ‌​‌ ‍‌​‍ ‍‌ ​ ‌ ‌​‌ ‌‌‌‍‌​‌‍‍‌‌‍ ​‍ ‌‍‍‌‌‍ ‍‌ ‌​‌‍‌‌‌‍ ‍‌ ‌​​‍ ‌‍‌‌‌‍‌​‌‍‍‌‌ ‌​​‍ ‌‍ ‌‌‍ ‌‍‌​‌‍‌‌​ ‌‌ ​​‌ ​‍‌‍‌‌‌ ​ ‌‍‌‌‌‍ ‍‌ ‌​‌‍​‌‌ ‌​‌‍‍‌‌‍ ‌‍ ‍​ ‍ ‌‍‍‌‌‍‌​​ ‌‌‍‌‍‌‍​‍​ ​‌‌‍​‌​ ​‍‌‍​‍​ ‍‌‌‍‌‍​‍ ‌‌‍​ ​ ‌‌‌‍​ ​ ‌‌​‍ ‌​ ‌​‌‍‌‍‌‍‌‌‌‍‌​​‍ ‌​ ‍​​ ​ ‌‍‌​​ ‌​​‍ ‌​ ​‌‌‍‌​​ ‍​‌‍‌​‌‍‌‍​ ‍‌‌‍​‌​ ​​​ ​‌‌‍​‍​ ​‌​ ‍‌​ ‍ ‌ ‌​‌ ‍‌‌ ​​‌‍‌‌​ ‌‌‍​ ‌‍ ‌‍​‌‌‍​ ‌‍‍​​ ‍ ‌ ​​‌‍​‌‌ ‌​‌‍‍​​ ‌‌ ​‍‌‍‍‌‌‍​ ‌‍‍​‌‌‌​‌‍‌‌‌ ‍​‌ ‌​​‍‌‌​ ‌‌‌​​‍‌‌ ‌‍‍ ‌‍‌‌‌ ‍‌​‍‌‌​ ​ ‌​‌​​‍‌‌​ ​ ‌​‌​​‍‌‌​ ​‍​ ​‍​ ​‍‌‍ ​‌​‌​‌ ‌​‌ ‌‌‌​ ‌‌ ​‌‌‌​‍​‍‌‌​ ​‍​ ​‍​‍‌‌​ ‌‌‌​‌​​‍ ‍‌‍​ ‌‍‍​‌‍‍‌‌‍ ​‌‍‌​‌ ​‍‌‍‌‌‌‍ ‍​‍‌‌​ ‌‌‌​​‍‌‌ ‌‍‍ ‌‍‌‌‌ ‍‌​‍‌‌​ ​ ‌​‌​​‍‌‌​ ​ ‌​‌​​‍‌‌​ ​‍​ ​‍‌​‍ ​ ‌‌‌​‌ ‌ ​ ‌​ ‌​ ‌ ‌​‍‍‌‌‍​​‍‌‌​ ​‍​ ​‍​‍‌‌​ ‌‌‌​‌​​‍ ‍‌ ‌​‌‍‌‌‌ ‍​‌ ‌​​ ‌‍​‍‌‍​‌‌ ​ ‌‍‌‌‌‌‌‌‌ ​‍‌‍ ​​ ‌‌‍‍​‌ ‌​‌ ‌​‌ ​​‌ ​ ​‍‌‌​ ​ ‌​​‌​‍‌‌​ ​‍‌​‌‍​‍‌‌​ ​‍‌​‌‍‌‍​ ‌‍‍​‌‍‌‌‌‍ ​‌ ​ ‌‍‌‌‌‍​‌‌ ​​‌‍‍‌‌‍‌‌‌ ​‍‌ ​ ​‍ ‍‌ ​ ‌‍​‌‌‍ ‍‌‍‍‌‌ ‌​‌ ‍‌​‍ ‍‌ ​ ‌ ‌​‌ ‌‌‌‍‌​‌‍‍‌‌‍ ​‍‌‍‌‍‍‌‌‍‌​​ ‌‌‍‌‍‌‍​‍​ ​‌‌‍​‌​ ​‍‌‍​‍​ ‍‌‌‍‌‍​‍ ‌‌‍​ ​ ‌‌‌‍​ ​ ‌‌​‍ ‌​ ‌​‌‍‌‍‌‍‌‌‌‍‌​​‍ ‌​ ‍​​ ​ ‌‍‌​​ ‌​​‍ ‌​ ​‌‌‍‌​​ ‍​‌‍‌​‌‍‌‍​ ‍‌‌‍​‌​ ​​​ ​‌‌‍​‍​ ​‌​ ‍‌​‍‌‍‌ ‌​‌ ‍‌‌ ​​‌‍‌‌​ ‌‌‍​ ‌‍ ‌‍​‌‌‍​ ‌‍‍​​‍‌‍‌ ​​‌‍​‌‌ ‌​‌‍‍​​ ‌‌ ​‍‌‍‍‌‌‍​ ‌‍‍​‌‌‌​‌‍‌‌‌ ‍​‌ ‌​​‍‌‌​ ‌‌‌​​‍‌‌ ‌‍‍ ‌‍‌‌‌ ‍‌​‍‌‌​ ​ ‌​‌​​‍‌‌​ ​ ‌​‌​​‍‌‌​ ​‍​ ​‍​ ​‍‌‍ ​‌​‌​‌ ‌​‌ ‌‌‌​ ‌‌ ​‌‌‌​‍​‍‌‌​ ​‍​ ​‍​‍‌‌​ ‌‌‌​‌​​‍ ‍‌‍​ ‌‍‍​‌‍‍‌‌‍ ​‌‍‌​‌ ​‍‌‍‌‌‌‍ ‍​‍‌‌​ ‌‌‌​​‍‌‌ ‌‍‍ ‌‍‌‌‌ ‍‌​‍‌‌​ ​ ‌​‌​​‍‌‌​ ​ ‌​‌​​‍‌‌​ ​‍​ ​‍‌​‍ ​ ‌‌‌​‌ ‌ ​ ‌​ ‌​ ‌ ‌​‍‍‌‌‍​​‍‌‌​ ​‍​ ​‍​‍‌‌​ ‌‌‌​‌​​‍ ‍‌ ‌​‌‍‌‌‌ ‍​‌ ‌​​‍‌‍‌ ​​‌‍‌‌‌ ​‍‌ ​ ‌ ​​‌‍‌‌‌‍​ ‌ ‌​‌‍‍‌‌ ‌‍‌‍‌‌​ ‌‌ ​​‌ ‌‌‌‍​‍‌‍ ​‌‍‍‌‌ ​ ‌‍‍​‌‍‌‌‌‍‌​​‍​‍‌ ‌
I’ve taught swim for 4 years at multiple companies.I was taught how to swim through work, and love it